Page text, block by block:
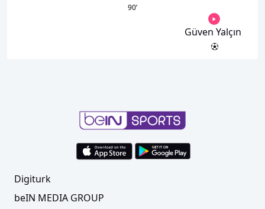
90’
Güven Yalçın
Digiturk
beIN MEDIA GROUP